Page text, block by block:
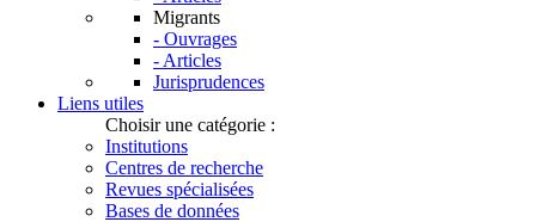
Migrants
- Ouvrages
- Articles
Jurisprudences
Liens utiles
Choisir une catégorie :
Institutions
Centres de recherche
Revues spécialisées
Bases de données